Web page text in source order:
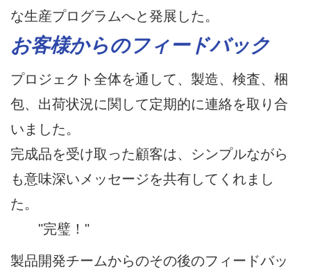
な生産プログラムへと発展した。
お客様からのフィードバック
プロジェクト全体を通して、製造、検査、梱
包、出荷状況に関して定期的に連絡を取り合
いました。
完成品を受け取った顧客は、シンプルながら
も意味深いメッセージを共有してくれまし
た。
"完璧！"
製品開発チームからのその後のフィードバッ